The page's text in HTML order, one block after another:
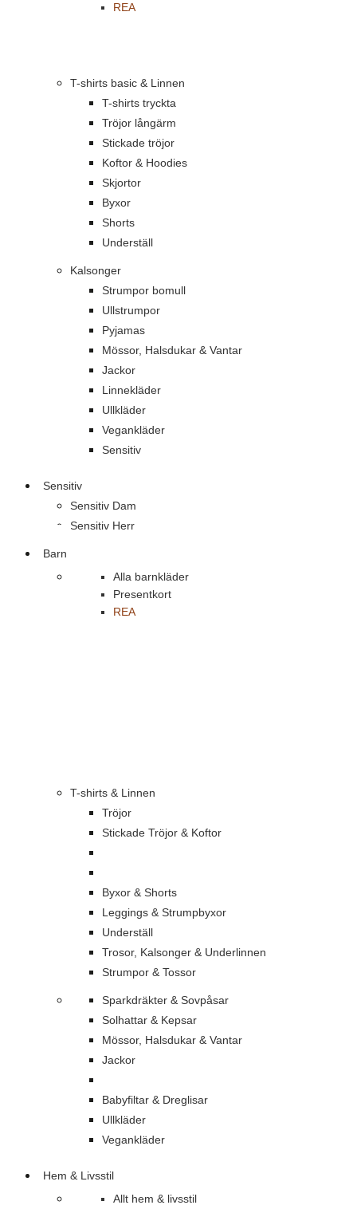
REA
T-shirts basic & Linnen
T-shirts tryckta
Tröjor långärm
Stickade tröjor
Koftor & Hoodies
Skjortor
Byxor
Shorts
Underställ
Kalsonger
Strumpor bomull
Ullstrumpor
Pyjamas
Mössor, Halsdukar & Vantar
Jackor
Linnekläder
Ullkläder
Vegankläder
Sensitiv
Sensitiv
Sensitiv Dam
Sensitiv Herr
Barn
Alla barnkläder
Presentkort
REA
T-shirts & Linnen
Tröjor
Stickade Tröjor & Koftor
Byxor & Shorts
Leggings & Strumpbyxor
Underställ
Trosor, Kalsonger & Underlinnen
Strumpor & Tossor
Sparkdräkter & Sovpåsar
Solhattar & Kepsar
Mössor, Halsdukar & Vantar
Jackor
Babyfiltar & Dreglisar
Ullkläder
Vegankläder
Hem & Livsstil
Allt hem & livsstil